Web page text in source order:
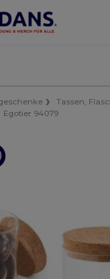
App
in der App!
Tassen,
Egotier 94079